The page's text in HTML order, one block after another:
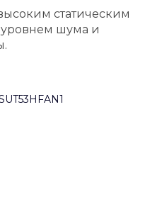
статическим
уровнем шума и